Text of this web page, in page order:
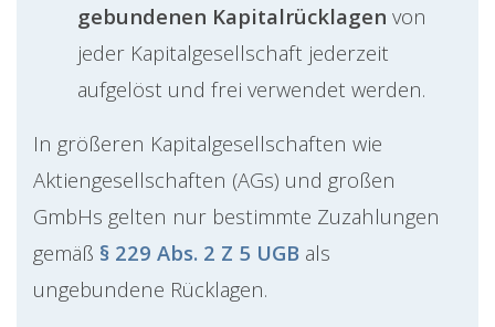
gebundenen Kapitalrücklagen von
jeder Kapitalgesellschaft jederzeit
aufgelöst und frei verwendet werden.
In größeren Kapitalgesellschaften wie
Aktiengesellschaften (AGs) und großen
GmbHs gelten nur bestimmte Zuzahlungen
gemäß § 229 Abs. 2 Z 5 UGB als
ungebundene Rücklagen.